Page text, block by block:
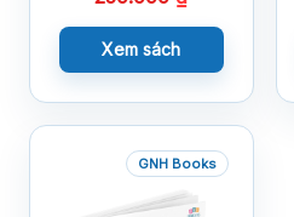
Xem sách
GNH Books